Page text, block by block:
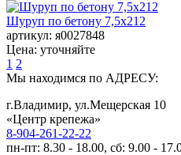
Шуруп по бетону 7,5х212
артикул: я0027848
Цена: уточняйте
1 2
Мы находимся по АДРЕСУ:
г.Владимир, ул.Мещерская 10
«Центр крепежа»
8-904-261-22-22
пн-пт: 8.30 - 18.00, сб: 9.00 -